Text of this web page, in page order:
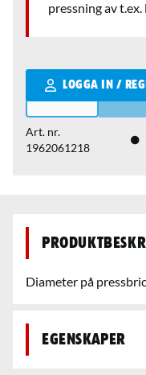
pressning av t.ex.
LOGGA IN /
Qantity
Art. nr.
1962061218
Diameter på
Egenskaper